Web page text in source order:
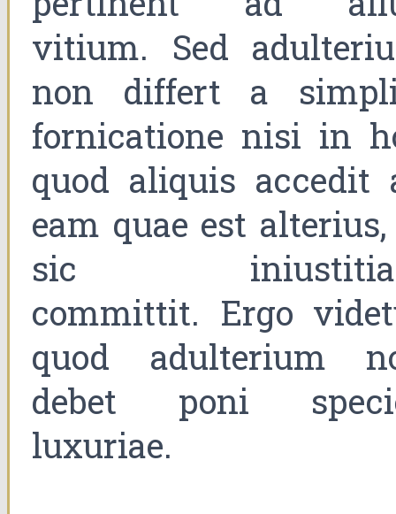
vitium. Sed
non differt a
fornicatione nisi in
quod aliquis accedit
eam quae est
sic
committit. Ergo
quod adulterium
debet poni
luxuriae.